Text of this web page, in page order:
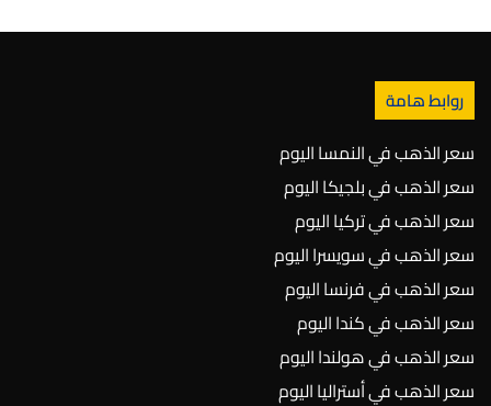
روابط هامة
سعر الذهب في النمسا اليوم
سعر الذهب في بلجيكا اليوم
سعر الذهب في تركيا اليوم
سعر الذهب في سويسرا اليوم
سعر الذهب في فرنسا اليوم
سعر الذهب في كندا اليوم
سعر الذهب في هولندا اليوم
سعر الذهب في أستراليا اليوم